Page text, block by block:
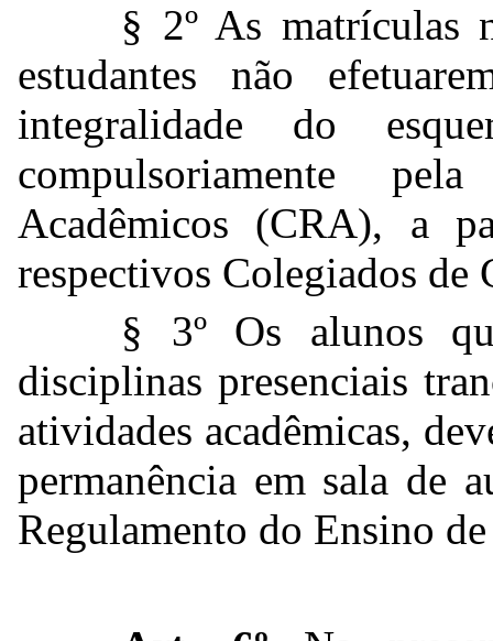
§ 2º As matrículas
estudantes não
integralidade do
compulsoriamente
Acadêmicos (CRA), a
respectivos Colegiados de
§ 3º Os alunos
disciplinas presenciais
atividades acadêmicas,
permanência em sala de
Regulamento do Ensino